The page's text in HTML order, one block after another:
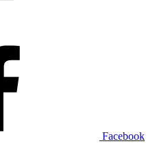
Facebook